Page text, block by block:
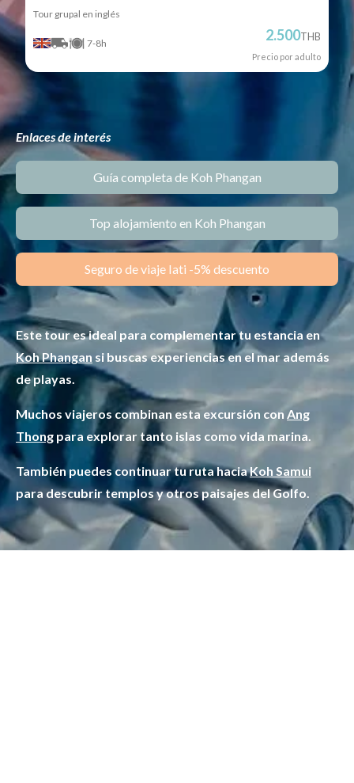
Tour grupal en inglés
7-8h 2.500THB
Precio por adulto
Enlaces de interés
Guía completa de Koh Phangan
Top alojamiento en Koh Phangan
Seguro de viaje Iati -5% descuento
Este tour es ideal para complementar tu estancia en
Koh Phangan si buscas experiencias en el mar además
de playas.
Muchos viajeros combinan esta excursión con Ang
Thong para explorar tanto islas como vida marina.
También puedes continuar tu ruta haciaKoh Samui
para descubrir templos y otros paisajes del Golfo.